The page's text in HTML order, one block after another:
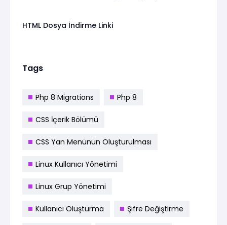
HTML Dosya İndirme Linki
Tags
Php 8 Migrations Php 8
CSS İçerik Bölümü
CSS Yan Menünün Oluşturulması
Linux Kullanıcı Yönetimi
Linux Grup Yönetimi
Kullanıcı Oluşturma Şifre Değiştirme